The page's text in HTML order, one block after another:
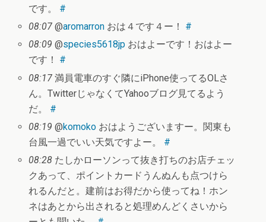
です。 #
08:07 @aromarron おは４です４ー！ #
08:09 @species5618jp おはよーです！おはよー
です！ #
08:17 満員電車のすぐ隣にiPhone使ってるOLさ
ん。TwitterじゃなくてYahooブログ見てるよう
だ。 #
08:19 @komoko おはようございますー。関東も
台風一過でいい天気ですよー。 #
08:28 たしかローソンって抜き打ちのお店チェッ
クあって、ポイントカードうんぬんも点つけら
れるんだと。建前はお得だから使ってね！ホン
ネはあとから出されると処理めんどくさいから